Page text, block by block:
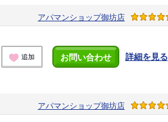
アパマンショップ御坊店
追加 お問い合わせ 詳細を見る
アパマンショップ御坊店